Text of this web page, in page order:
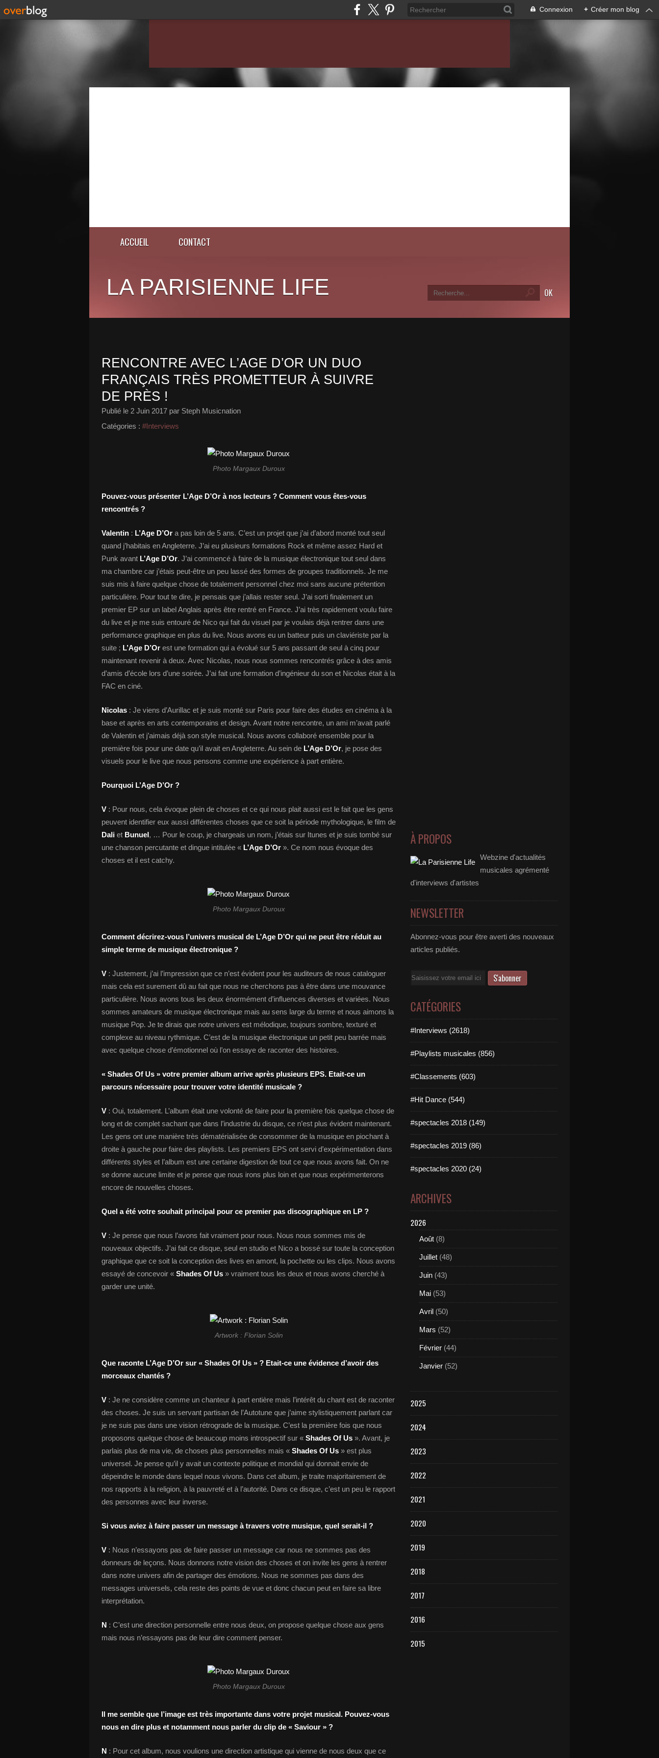
Connexion + Créer mon blog
ACCUEIL CONTACT
LA PARISIENNE LIFE
RENCONTRE AVEC L’AGE D’OR UN DUO
FRANÇAIS TRÈS PROMETTEUR À SUIVRE
DE PRÈS !
Publié le 2 Juin 2017 par Steph Musicnation
Catégories : #Interviews
Photo Margaux Duroux
Pouvez-vous présenter L’Age D’Or à nos lecteurs ? Comment vous êtes-vous
rencontrés ?
Valentin : L’Age D’Or a pas loin de 5 ans. C’est un projet que j’ai d’abord monté tout seul
quand j’habitais en Angleterre. J’ai eu plusieurs formations Rock et même assez Hard et
Punk avant L’Age D’Or. J’ai commencé à faire de la musique électronique tout seul dans
ma chambre car j’étais peut-être un peu lassé des formes de groupes traditionnels. Je me
suis mis à faire quelque chose de totalement personnel chez moi sans aucune prétention
particulière. Pour tout te dire, je pensais que j’allais rester seul. J’ai sorti finalement un
premier EP sur un label Anglais après être rentré en France. J’ai très rapidement voulu faire
du live et je me suis entouré de Nico qui fait du visuel par je voulais déjà rentrer dans une
performance graphique en plus du live. Nous avons eu un batteur puis un claviériste par la
suite ; L’Age D’Or est une formation qui a évolué sur 5 ans passant de seul à cinq pour
maintenant revenir à deux. Avec Nicolas, nous nous sommes rencontrés grâce à des amis
d’amis d’école lors d’une soirée. J’ai fait une formation d’ingénieur du son et Nicolas était à la
FAC en ciné.
Nicolas : Je viens d’Aurillac et je suis monté sur Paris pour faire des études en cinéma à la
base et après en arts contemporains et design. Avant notre rencontre, un ami m’avait parlé
de Valentin et j’aimais déjà son style musical. Nous avons collaboré ensemble pour la
première fois pour une date qu’il avait en Angleterre. Au sein de L’Age D’Or, je pose des
visuels pour le live que nous pensons comme une expérience à part entière.
Pourquoi L’Age D’Or ?
V : Pour nous, cela évoque plein de choses et ce qui nous plait aussi est le fait que les gens
peuvent identifier eux aussi différentes choses que ce soit la période mythologique, le film de
Dali et Bunuel, … Pour le coup, je chargeais un nom, j’étais sur Itunes et je suis tombé sur
une chanson percutante et dingue intitulée « L’Age D’Or ». Ce nom nous évoque des
choses et il est catchy.
Photo Margaux Duroux
Comment décrirez-vous l’univers musical de L’Age D’Or qui ne peut être réduit au
simple terme de musique électronique ?
V : Justement, j’ai l’impression que ce n’est évident pour les auditeurs de nous cataloguer
mais cela est surement dû au fait que nous ne cherchons pas à être dans une mouvance
particulière. Nous avons tous les deux énormément d’influences diverses et variées. Nous
sommes amateurs de musique électronique mais au sens large du terme et nous aimons la
musique Pop. Je te dirais que notre univers est mélodique, toujours sombre, texturé et
complexe au niveau rythmique. C’est de la musique électronique un petit peu barrée mais
avec quelque chose d’émotionnel où l’on essaye de raconter des histoires.
« Shades Of Us » votre premier album arrive après plusieurs EPS. Etait-ce un
parcours nécessaire pour trouver votre identité musicale ?
V : Oui, totalement. L’album était une volonté de faire pour la première fois quelque chose de
long et de complet sachant que dans l’industrie du disque, ce n’est plus évident maintenant.
Les gens ont une manière très dématérialisée de consommer de la musique en piochant à
droite à gauche pour faire des playlists. Les premiers EPS ont servi d’expérimentation dans
différents styles et l’album est une certaine digestion de tout ce que nous avons fait. On ne
se donne aucune limite et je pense que nous irons plus loin et que nous expérimenterons
encore de nouvelles choses.
Quel a été votre souhait principal pour ce premier pas discographique en LP ?
V : Je pense que nous l’avons fait vraiment pour nous. Nous nous sommes mis de
nouveaux objectifs. J’ai fait ce disque, seul en studio et Nico a bossé sur toute la conception
graphique que ce soit la conception des lives en amont, la pochette ou les clips. Nous avons
essayé de concevoir « Shades Of Us » vraiment tous les deux et nous avons cherché à
garder une unité.
Artwork : Florian Solin
Que raconte L’Age D’Or sur « Shades Of Us » ? Etait-ce une évidence d’avoir des
morceaux chantés ?
V : Je ne considère comme un chanteur à part entière mais l’intérêt du chant est de raconter
des choses. Je suis un servant partisan de l’Autotune que j’aime stylistiquement parlant car
je ne suis pas dans une vision rétrograde de la musique. C’est la première fois que nous
proposons quelque chose de beaucoup moins introspectif sur « Shades Of Us ». Avant, je
parlais plus de ma vie, de choses plus personnelles mais « Shades Of Us » est plus
universel. Je pense qu’il y avait un contexte politique et mondial qui donnait envie de
dépeindre le monde dans lequel nous vivons. Dans cet album, je traite majoritairement de
nos rapports à la religion, à la pauvreté et à l’autorité. Dans ce disque, c’est un peu le rapport
des personnes avec leur inverse.
Si vous aviez à faire passer un message à travers votre musique, quel serait-il ?
V : Nous n’essayons pas de faire passer un message car nous ne sommes pas des
donneurs de leçons. Nous donnons notre vision des choses et on invite les gens à rentrer
dans notre univers afin de partager des émotions. Nous ne sommes pas dans des
messages universels, cela reste des points de vue et donc chacun peut en faire sa libre
interprétation.
N : C’est une direction personnelle entre nous deux, on propose quelque chose aux gens
mais nous n’essayons pas de leur dire comment penser.
Photo Margaux Duroux
Il me semble que l’image est très importante dans votre projet musical. Pouvez-vous
nous en dire plus et notamment nous parler du clip de « Saviour » ?
N : Pour cet album, nous voulions une direction artistique qui vienne de nous deux que ce
À PROPOS
Webzine d'actualités
musicales agrémenté
d'interviews d'artistes
NEWSLETTER
Abonnez-vous pour être averti des nouveaux
articles publiés.
Email
CATÉGORIES
#Interviews (2618)
#Playlists musicales (856)
#Classements (603)
#Hit Dance (544)
#spectacles 2018 (149)
#spectacles 2019 (86)
#spectacles 2020 (24)
ARCHIVES
2026
Août (8)
Juillet (48)
Juin (43)
Mai (53)
Avril (50)
Mars (52)
Février (44)
Janvier (52)
2025
2024
2023
2022
2021
2020
2019
2018
2017
2016
2015